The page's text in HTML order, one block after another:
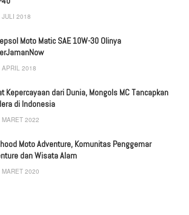
JULI 2018
Moto Matic SAE 10W-30 Olinya
APRIL 2018
Kepercayaan dari Dunia, Mongols MC Tancapkan
di Indonesia
MARET 2022
Moto Adventure, Komunitas Penggemar
dan Wisata Alam
MARET 2020